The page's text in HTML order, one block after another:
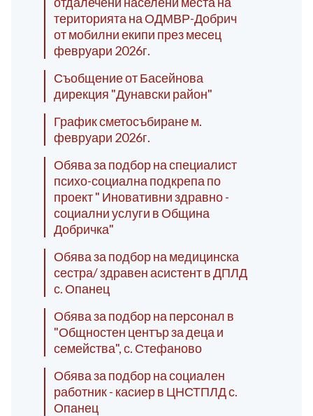
територията на ОДМВР-Добрич
от мобилни екипи през месец
февруари 2026г.
Съобщение от Басейнова
дирекция "Дунавски район"
График сметосъбиране м.
февруари 2026г.
Обява за подбор на специалист
психо-социална подкрепа по
проект " Иновативни здравно -
социални услуги в Община
Добричка"
Обява за подбор на медицинска
сестра/ здравен асистент в ДПЛД
с. Опанец
Обява за подбор на персонал в
"Общностен център за деца и
семейства", с. Стефаново
Обява за подбор на социален
работник - касиер в ЦНСТПЛД с.
Опанец